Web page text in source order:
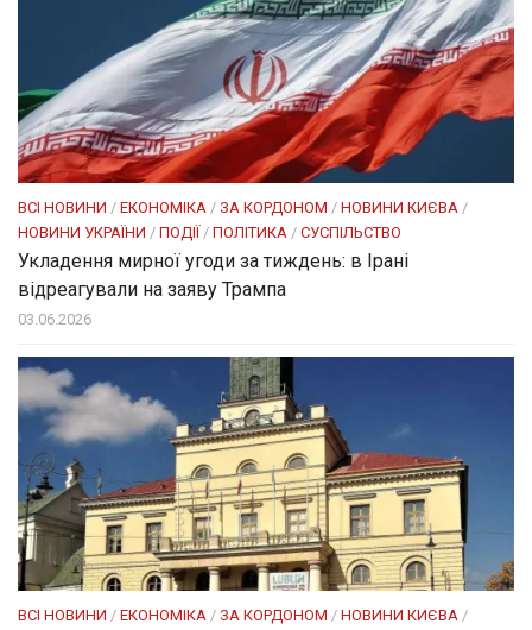
ВСІ НОВИНИ / ЕКОНОМІКА / ЗА КОРДОНОМ / НОВИНИ КИЄВА /
НОВИНИ УКРАЇНИ / ПОДІЇ / ПОЛІТИКА / СУСПІЛЬСТВО
Укладення мирної угоди за тиждень: в Ірані
відреагували на заяву Трампа
03.06.2026
ВСІ НОВИНИ / ЕКОНОМІКА / ЗА КОРДОНОМ / НОВИНИ КИЄВА /